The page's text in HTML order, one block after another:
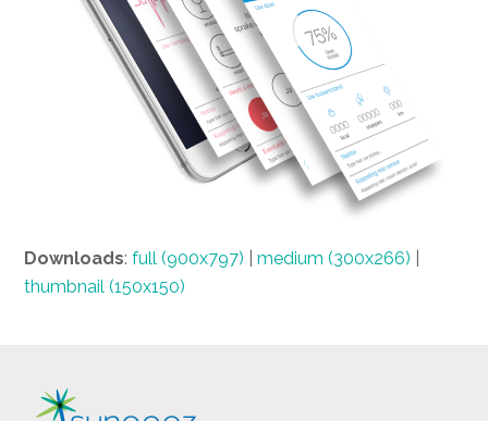
Downloads:full (900x797) |medium (300x266)
thumbnail (150x150)